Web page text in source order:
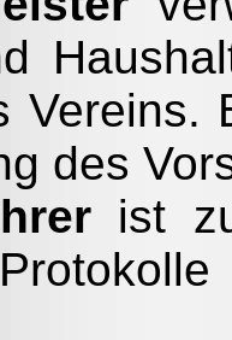
Vereins.
des
ist